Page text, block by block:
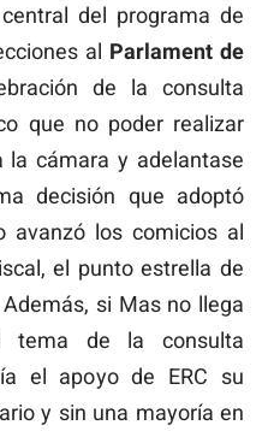
del programa de
al Parlament de
de la consulta
que no poder realizar
la cámara y adelantase
decisión que adoptó
avanzó los comicios al
el punto estrella de
si Mas no llega
de la consulta
el apoyo de ERC su
y sin una mayoría en